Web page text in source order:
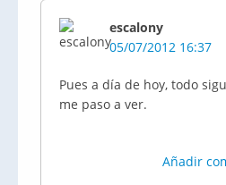
escalony
05/07/2012 16:37
Pues a día de hoy, todo
me paso a ver.
Añadir